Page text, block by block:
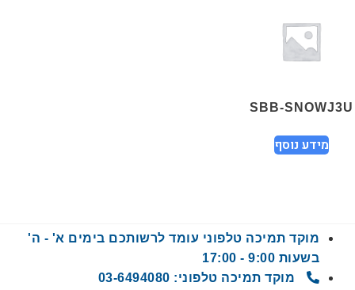
SBB-
מידע נוסף
מוקד תמיכה טלפוני עומד לרשותכם בימים א' - ה'
בשעות 9:00 - 17:00
מוקד תמיכה טלפוני: 03-6494080